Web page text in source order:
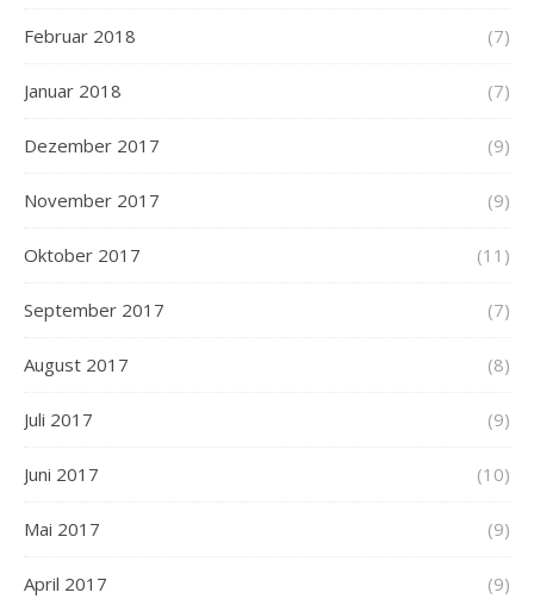
Februar 2018 (7)
Januar 2018 (7)
Dezember 2017 (9)
November 2017 (9)
Oktober 2017 (11)
September 2017 (7)
August 2017 (8)
Juli 2017 (9)
Juni 2017 (10)
Mai 2017 (9)
April 2017 (9)